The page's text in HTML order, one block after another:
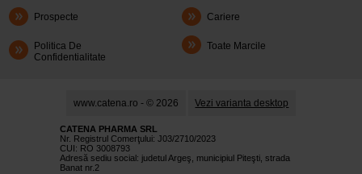
Prospecte Cariere
Politica De
Confidentialitate
Toate Marcile
www.catena.ro - © 2026 Vezi varianta desktop
CATENA PHARMA SRL
Nr. Registrul Comerţului: J03/2710/2023
CUI: RO 3008793
Adresă sediu social: judetul Argeş, municipiul Piteşti, strada
Banat nr.2